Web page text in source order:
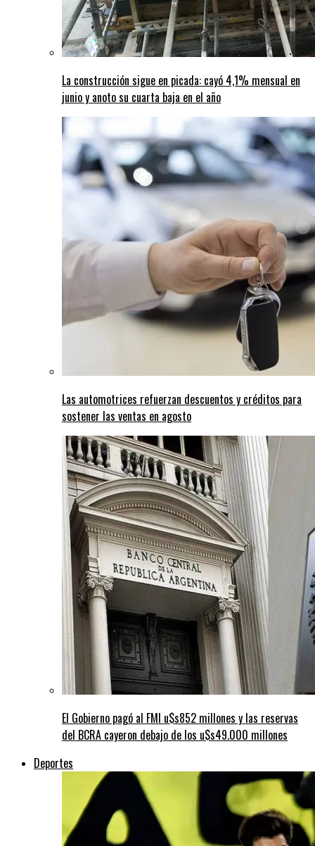
La construcción sigue en picada: cayó 4,1% mensual en
junio y anoto su cuarta baja en el año
Las automotrices refuerzan descuentos y créditos para
sostener las ventas en agosto
El Gobierno pagó al FMI u$s852 millones y las reservas
del BCRA cayeron debajo de los u$s49.000 millones
Deportes